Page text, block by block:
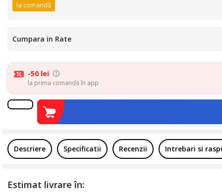
Estimat livrare în:
la comandă
Cumpara in Rate
-50 lei
la prima comandă în app
Descriere Specificatii Recenzii Intrebari si